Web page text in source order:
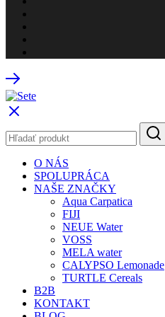
O NÁS
SPOLUPRÁCA
NAŠE ZNAČKY
Aqua Carpatica
FIJI
NEUE Water
VOSS
MELA water
CALYPSO Lemonade
TURTLE Cereals
B2B
KONTAKT